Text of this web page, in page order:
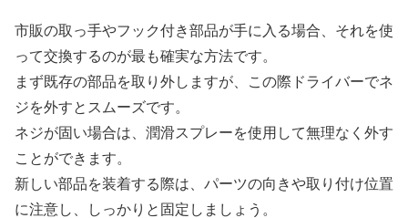
市販の取っ手やフック付き部品が手に入る場合、それを使
って交換するのが最も確実な方法です。
まず既存の部品を取り外しますが、この際ドライバーでネ
ジを外すとスムーズです。
ネジが固い場合は、潤滑スプレーを使用して無理なく外す
ことができます。
新しい部品を装着する際は、パーツの向きや取り付け位置
に注意し、しっかりと固定しましょう。